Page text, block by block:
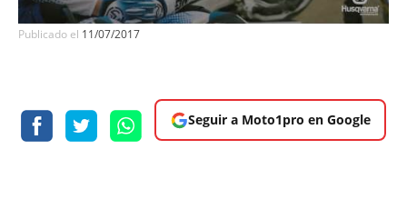
Publicado el 11/07/2017
Seguir a Moto1pro en Google